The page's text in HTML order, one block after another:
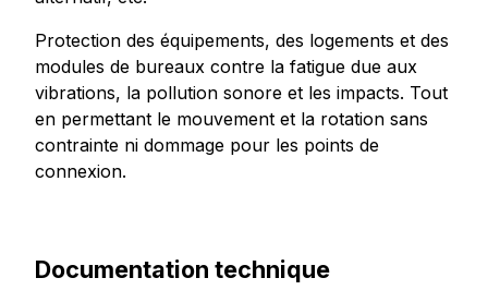
Protection des équipements, des logements et des
modules de bureaux contre la fatigue due aux
vibrations, la pollution sonore et les impacts. Tout
en permettant le mouvement et la rotation sans
contrainte ni dommage pour les points de
connexion.
Documentation technique